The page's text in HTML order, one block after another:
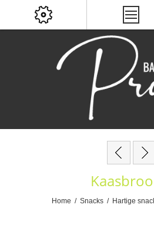
Home / Snacks / Hartige